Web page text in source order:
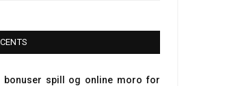
bonuser spill og online moro for